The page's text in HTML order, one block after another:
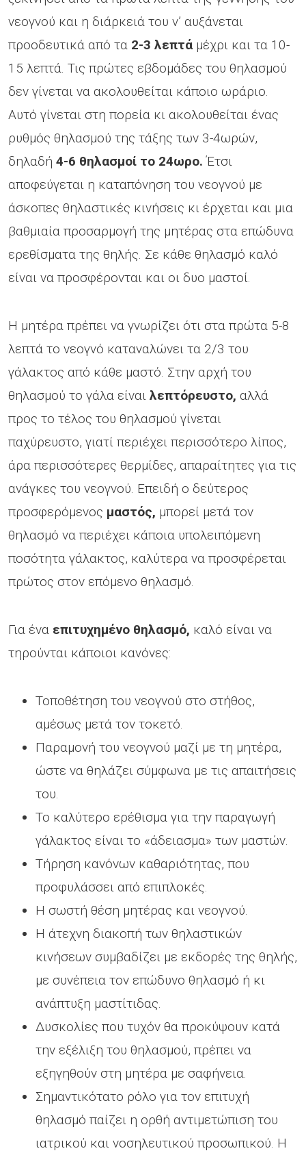
νεογνού και η διάρκειά του ν’ αυξάνεται
προοδευτικά από τα 2-3 λεπτά μέχρι και τα 10-
15 λεπτά. Τις πρώτες εβδομάδες του θηλασμού
δεν γίνεται να ακολουθείται κάποιο ωράριο.
Αυτό γίνεται στη πορεία κι ακολουθείται ένας
ρυθμός θηλασμού της τάξης των 3-4ωρών,
δηλαδή 4-6 θηλασμοί το 24ωρο. Έτσι
αποφεύγεται η καταπόνηση του νεογνού με
άσκοπες θηλαστικές κινήσεις κι έρχεται και μια
βαθμιαία προσαρμογή της μητέρας στα επώδυνα
ερεθίσματα της θηλής. Σε κάθε θηλασμό καλό
είναι να προσφέρονται και οι δυο μαστοί.
Η μητέρα πρέπει να γνωρίζει ότι στα πρώτα 5-8
λεπτά το νεογνό καταναλώνει τα 2/3 του
γάλακτος από κάθε μαστό. Στην αρχή του
θηλασμού το γάλα είναι λεπτόρευστο, αλλά
προς το τέλος του θηλασμού γίνεται
παχύρευστο, γιατί περιέχει περισσότερο λίπος,
άρα περισσότερες θερμίδες, απαραίτητες για τις
ανάγκες του νεογνού. Επειδή ο δεύτερος
προσφερόμενος μαστός, μπορεί μετά τον
θηλασμό να περιέχει κάποια υπολειπόμενη
ποσότητα γάλακτος, καλύτερα να προσφέρεται
πρώτος στον επόμενο θηλασμό.
Για ένα επιτυχημένο θηλασμό, καλό είναι να
τηρούνται κάποιοι κανόνες:
Τοποθέτηση του νεογνού στο στήθος,
αμέσως μετά τον τοκετό.
Παραμονή του νεογνού μαζί με τη μητέρα,
ώστε να θηλάζει σύμφωνα με τις απαιτήσεις
του.
Το καλύτερο ερέθισμα για την παραγωγή
γάλακτος είναι το «άδειασμα» των μαστών.
Τήρηση κανόνων καθαριότητας, που
προφυλάσσει από επιπλοκές.
Η σωστή θέση μητέρας και νεογνού.
Η άτεχνη διακοπή των θηλαστικών
κινήσεων συμβαδίζει με εκδορές της θηλής,
με συνέπεια τον επώδυνο θηλασμό ή κι
ανάπτυξη μαστίτιδας.
Δυσκολίες που τυχόν θα προκύψουν κατά
την εξέλιξη του θηλασμού, πρέπει να
εξηγηθούν στη μητέρα με σαφήνεια.
Σημαντικότατο ρόλο για τον επιτυχή
θηλασμό παίζει η ορθή αντιμετώπιση του
ιατρικού και νοσηλευτικού προσωπικού. Η